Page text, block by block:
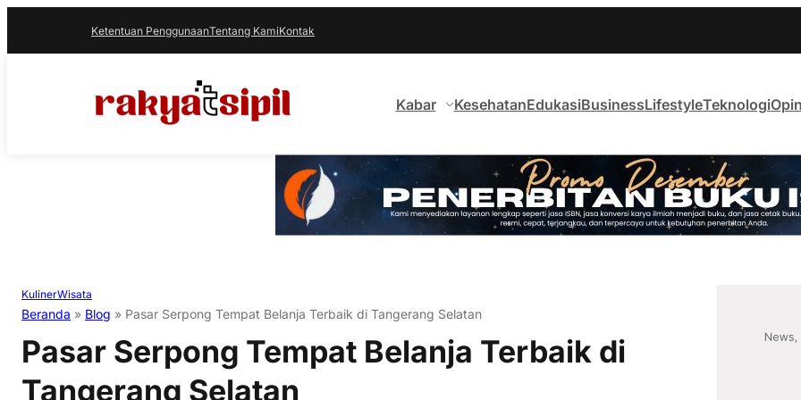
Ketentuan PenggunaanTentang KamiKontak
Kabar KesehatanEdukasiBusinessLifestyleTeknologi
KulinerWisata
Beranda » Blog » Pasar Serpong Tempat Belanja Terbaik di Tangerang Selatan
Pasar Serpong Tempat Belanja Terbaik di
Tangerang Selatan